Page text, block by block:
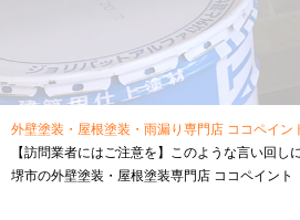
外壁塗装・屋根塗装・雨漏り専門店 ココペイン
【訪問業者にはご注意を】このような言い回し
堺市の外壁塗装・屋根塗装専門店 ココペイント